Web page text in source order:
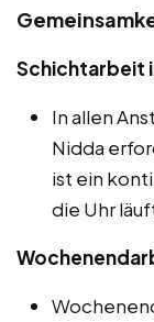
Schichtarbeit
In allen
Nidda
ist ein
die Uhr